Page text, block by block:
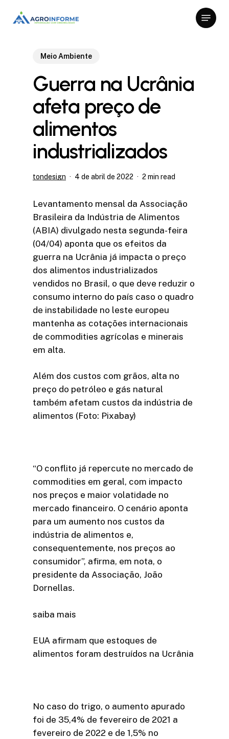
Menu
Meio Ambiente
Guerra na Ucrânia
afeta preço de
alimentos
industrializados
tondesign 4 de abril de 2022 2 min read
Levantamento mensal da Associação
Brasileira da Indústria de Alimentos
(ABIA) divulgado nesta segunda-feira
(04/04) aponta que os efeitos da
guerra na Ucrânia já impacta o preço
dos alimentos industrializados
vendidos no Brasil, o que deve reduzir o
consumo interno do país caso o quadro
de instabilidade no leste europeu
mantenha as cotações internacionais
de commodities agrícolas e minerais
em alta.
Além dos custos com grãos, alta no
preço do petróleo e gás natural
também afetam custos da indústria de
alimentos (Foto: Pixabay)
“O conflito já repercute no mercado de
commodities em geral, com impacto
nos preços e maior volatidade no
mercado financeiro. O cenário aponta
para um aumento nos custos da
indústria de alimentos e,
consequentemente, nos preços ao
consumidor”, afirma, em nota, o
presidente da Associação, João
Dornellas.
saiba mais
EUA afirmam que estoques de
alimentos foram destruídos na Ucrânia
No caso do trigo, o aumento apurado
foi de 35,4% de fevereiro de 2021 a
fevereiro de 2022 e de 1,5% no